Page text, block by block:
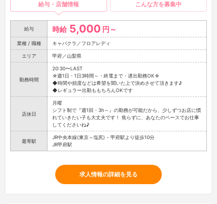
給与・店舗情報 こんな方を募集中
給与 時給 5,000 円～
業種 / 職種 キャバクラ／フロアレディ
エリア 甲府／山梨県
勤務時間
20:30〜LAST
☆週1日・1日3時間～・終電まで・遅出勤務OK☆
◆時間や頻度などは希望を聞いた上で決めさせて頂きます♪
◆レギュラー出勤ももちろんOKです
店休日
月曜
シフト制で『週1回・3h～』の勤務が可能だから、少しずつお店に慣
れていきたい子も大丈夫です！ 焦らずに、あなたのペースでお仕事
してくださいね♪
最寄駅
JR中央本線(東京～塩尻) - 甲府駅より徒歩10分
JR甲府駅
求人情報の詳細を見る